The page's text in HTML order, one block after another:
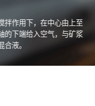
拌作用下，在中心由上至
的下端给入空气，与矿浆
液。